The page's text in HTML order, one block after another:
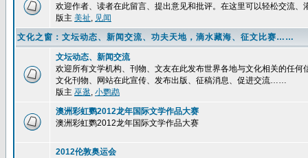
欢迎作者、读者在此留言、提出意见和批评。在这里可以轻松交流
版主 美祉, 见闻
文化之窗：文坛动态、新闻交流、功夫天地，滴水藏海、征文比赛……
文坛动态、新闻交流
欢迎所有文学机构、刊物、文友在此发布世界各地与文化相关的任
文化刊物、网站在此宣传、发布出版、征稿消息、促进交流……
版主 巫逖, 小鹦鹉
澳洲彩虹鹦2012龙年国际文学作品大赛
澳洲彩虹鹦2012龙年国际文学作品大赛
2012伦敦奥运会